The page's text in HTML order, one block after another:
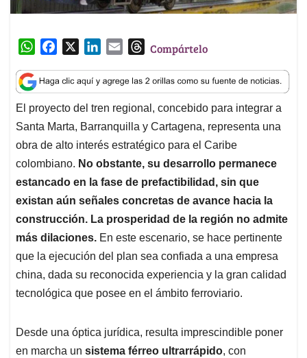
W
a
t
s
A
p
p
c
e
b
o
o
k
n
k
e
d
I
n
a
i
l
T
r
e
a
d
s
Compártelo
El proyecto del tren regional, concebido para integrar a
Santa Marta, Barranquilla y Cartagena, representa una
obra de alto interés estratégico para el Caribe
colombiano. No obstante, su desarrollo permanece
estancado en la fase de prefactibilidad, sin que
existan aún señales concretas de avance hacia la
construcción. La prosperidad de la región no admite
más dilaciones. En este escenario, se hace pertinente
que la ejecución del plan sea confiada a una empresa
china, dada su reconocida experiencia y la gran calidad
tecnológica que posee en el ámbito ferroviario.
Desde una óptica jurídica, resulta imprescindible poner
en marcha un sistema férreo ultrarrápido, con